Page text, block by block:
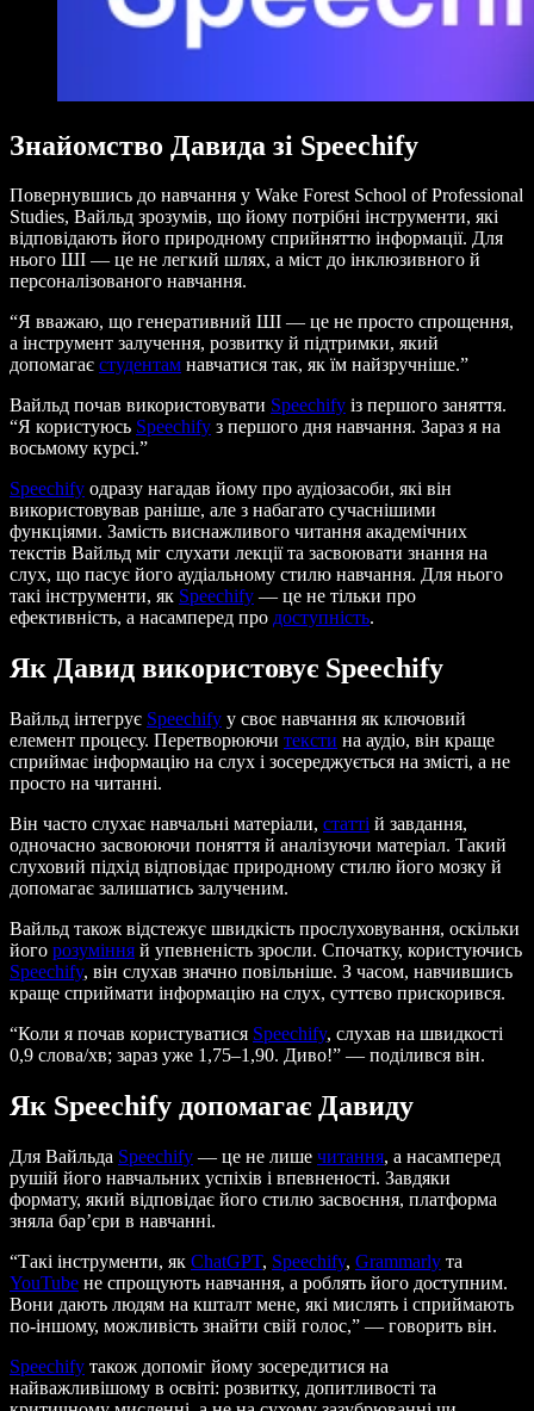
Знайомство Давида зі Speechify
Повернувшись до навчання у Wake Forest School of Professional
Studies, Вайльд зрозумів, що йому потрібні інструменти, які
відповідають його природному сприйняттю інформації. Для
нього ШІ — це не легкий шлях, а міст до інклюзивного й
персоналізованого навчання.
“Я вважаю, що генеративний ШІ — це не просто спрощення,
а інструмент залучення, розвитку й підтримки, який
допомагає студентам навчатися так, як їм найзручніше.”
Вайльд почав використовувати Speechify із першого заняття.
“Я користуюсь Speechify з першого дня навчання. Зараз я на
восьмому курсі.”
Speechify одразу нагадав йому про аудіозасоби, які він
використовував раніше, але з набагато сучаснішими
функціями. Замість виснажливого читання академічних
текстів Вайльд міг слухати лекції та засвоювати знання на
слух, що пасує його аудіальному стилю навчання. Для нього
такі інструменти, як Speechify — це не тільки про
ефективність, а насамперед про доступність.
Як Давид використовує Speechify
Вайльд інтегрує Speechify у своє навчання як ключовий
елемент процесу. Перетворюючи тексти на аудіо, він краще
сприймає інформацію на слух і зосереджується на змісті, а не
просто на читанні.
Він часто слухає навчальні матеріали, статті й завдання,
одночасно засвоюючи поняття й аналізуючи матеріал. Такий
слуховий підхід відповідає природному стилю його мозку й
допомагає залишатись залученим.
Вайльд також відстежує швидкість прослуховування, оскільки
його розуміння й упевненість зросли. Спочатку, користуючись
Speechify, він слухав значно повільніше. З часом, навчившись
краще сприймати інформацію на слух, суттєво прискорився.
“Коли я почав користуватися Speechify, слухав на швидкості
0,9 слова/хв; зараз уже 1,75–1,90. Диво!” — поділився він.
Як Speechify допомагає Давиду
Для Вайльда Speechify — це не лише читання, а насамперед
рушій його навчальних успіхів і впевненості. Завдяки
формату, який відповідає його стилю засвоєння, платформа
зняла бар’єри в навчанні.
“Такі інструменти, як ChatGPT, Speechify, Grammarly та
YouTube не спрощують навчання, а роблять його доступним.
Вони дають людям на кшталт мене, які мислять і сприймають
по-іншому, можливість знайти свій голос,” — говорить він.
Speechify також допоміг йому зосередитися на
найважливішому в освіті: розвитку, допитливості та